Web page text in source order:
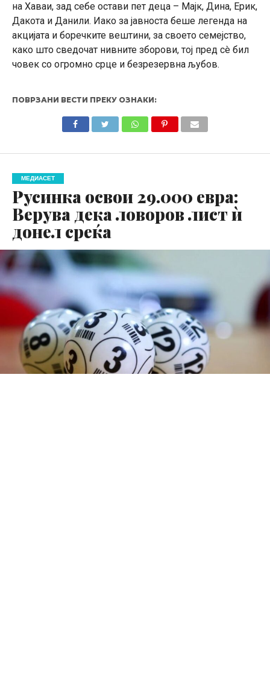
на Хаваи, зад себе остави пет деца – Мајк, Дина, Ерик,
Дакота и Данили. Иако за јавноста беше легенда на
акцијата и боречките вештини, за своето семејство,
како што сведочат нивните зборови, тој пред сè бил
човек со огромно срце и безрезервна љубов.
ПОВРЗАНИ ВЕСТИ ПРЕКУ ОЗНАКИ:
МЕДИАСЕТ
Русинка освои 29.000 евра:
Верува дека ловоров лист ѝ
донел среќа